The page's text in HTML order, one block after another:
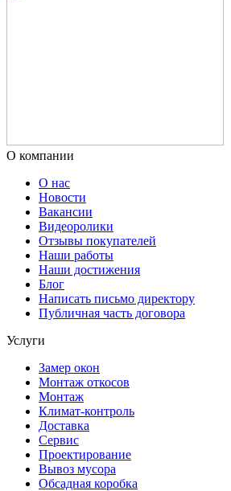
О компании
О нас
Новости
Вакансии
Видеоролики
Отзывы покупателей
Наши работы
Наши достижения
Блог
Написать письмо директору
Публичная часть договора
Услуги
Замер окон
Монтаж откосов
Монтаж
Климат-контроль
Доставка
Сервиc
Проектирование
Вывоз мусора
Обсадная коробка